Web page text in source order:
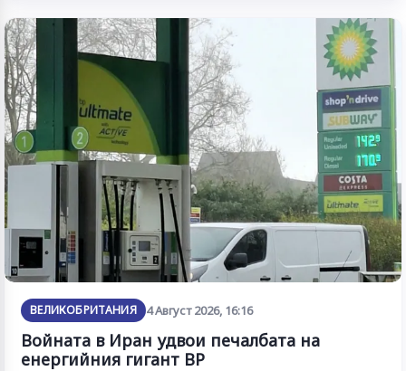
ВЕЛИКОБРИТАНИЯ 4 Август 2026, 16:16
Войната в Иран удвои печалбата на
енергийния гигант BP